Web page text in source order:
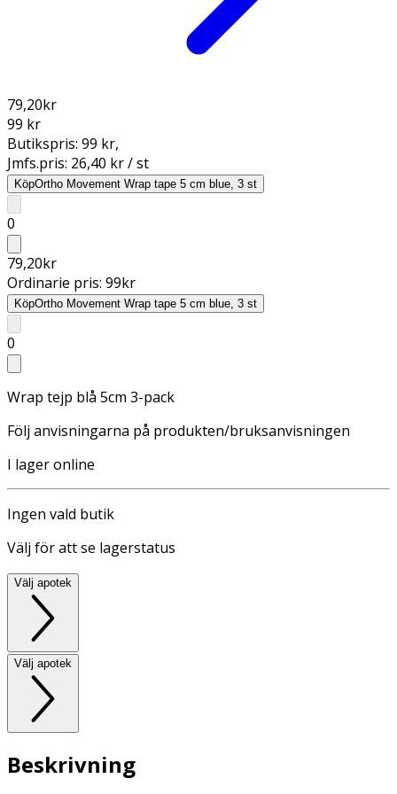
79,20kr
99 kr
Butikspris: 99 kr,
Jmfs.pris: 26,40 kr / st
KöpOrtho Movement Wrap tape 5 cm blue, 3 st
0
79,20kr
Ordinarie pris: 99kr
KöpOrtho Movement Wrap tape 5 cm blue, 3 st
0
Wrap tejp blå 5cm 3-pack
Följ anvisningarna på produkten/bruksanvisningen
I lager online
Ingen vald butik
Välj för att se lagerstatus
Välj apotek
Välj apotek
Beskrivning